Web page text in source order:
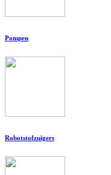
Pompen
Robotstofzuigers